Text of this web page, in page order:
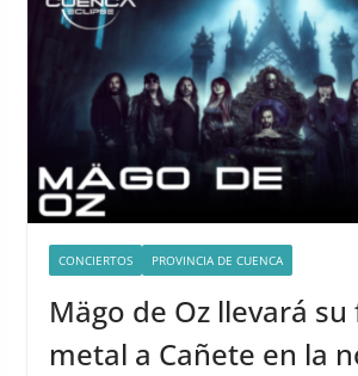
CONCIERTOS PROVINCIA DE CUENCA
Mägo de Oz llevará su
metal a Cañete en la